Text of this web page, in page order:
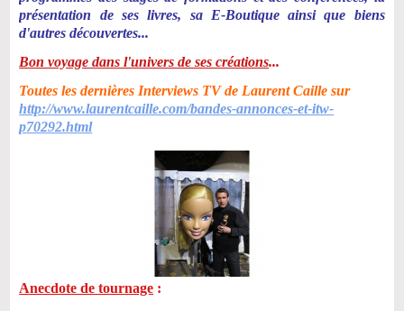
présentation de ses livres, sa E-Boutiqueainsi que biens
d'autres découvertes...
Bon voyage dans l'univers de ses créations...
Toutes les dernières Interviews TV de Laurent Caille sur
http://www.laurentcaille.com/bandes-annonces-et-itw-
p70292.html
Anecdote de tournage :